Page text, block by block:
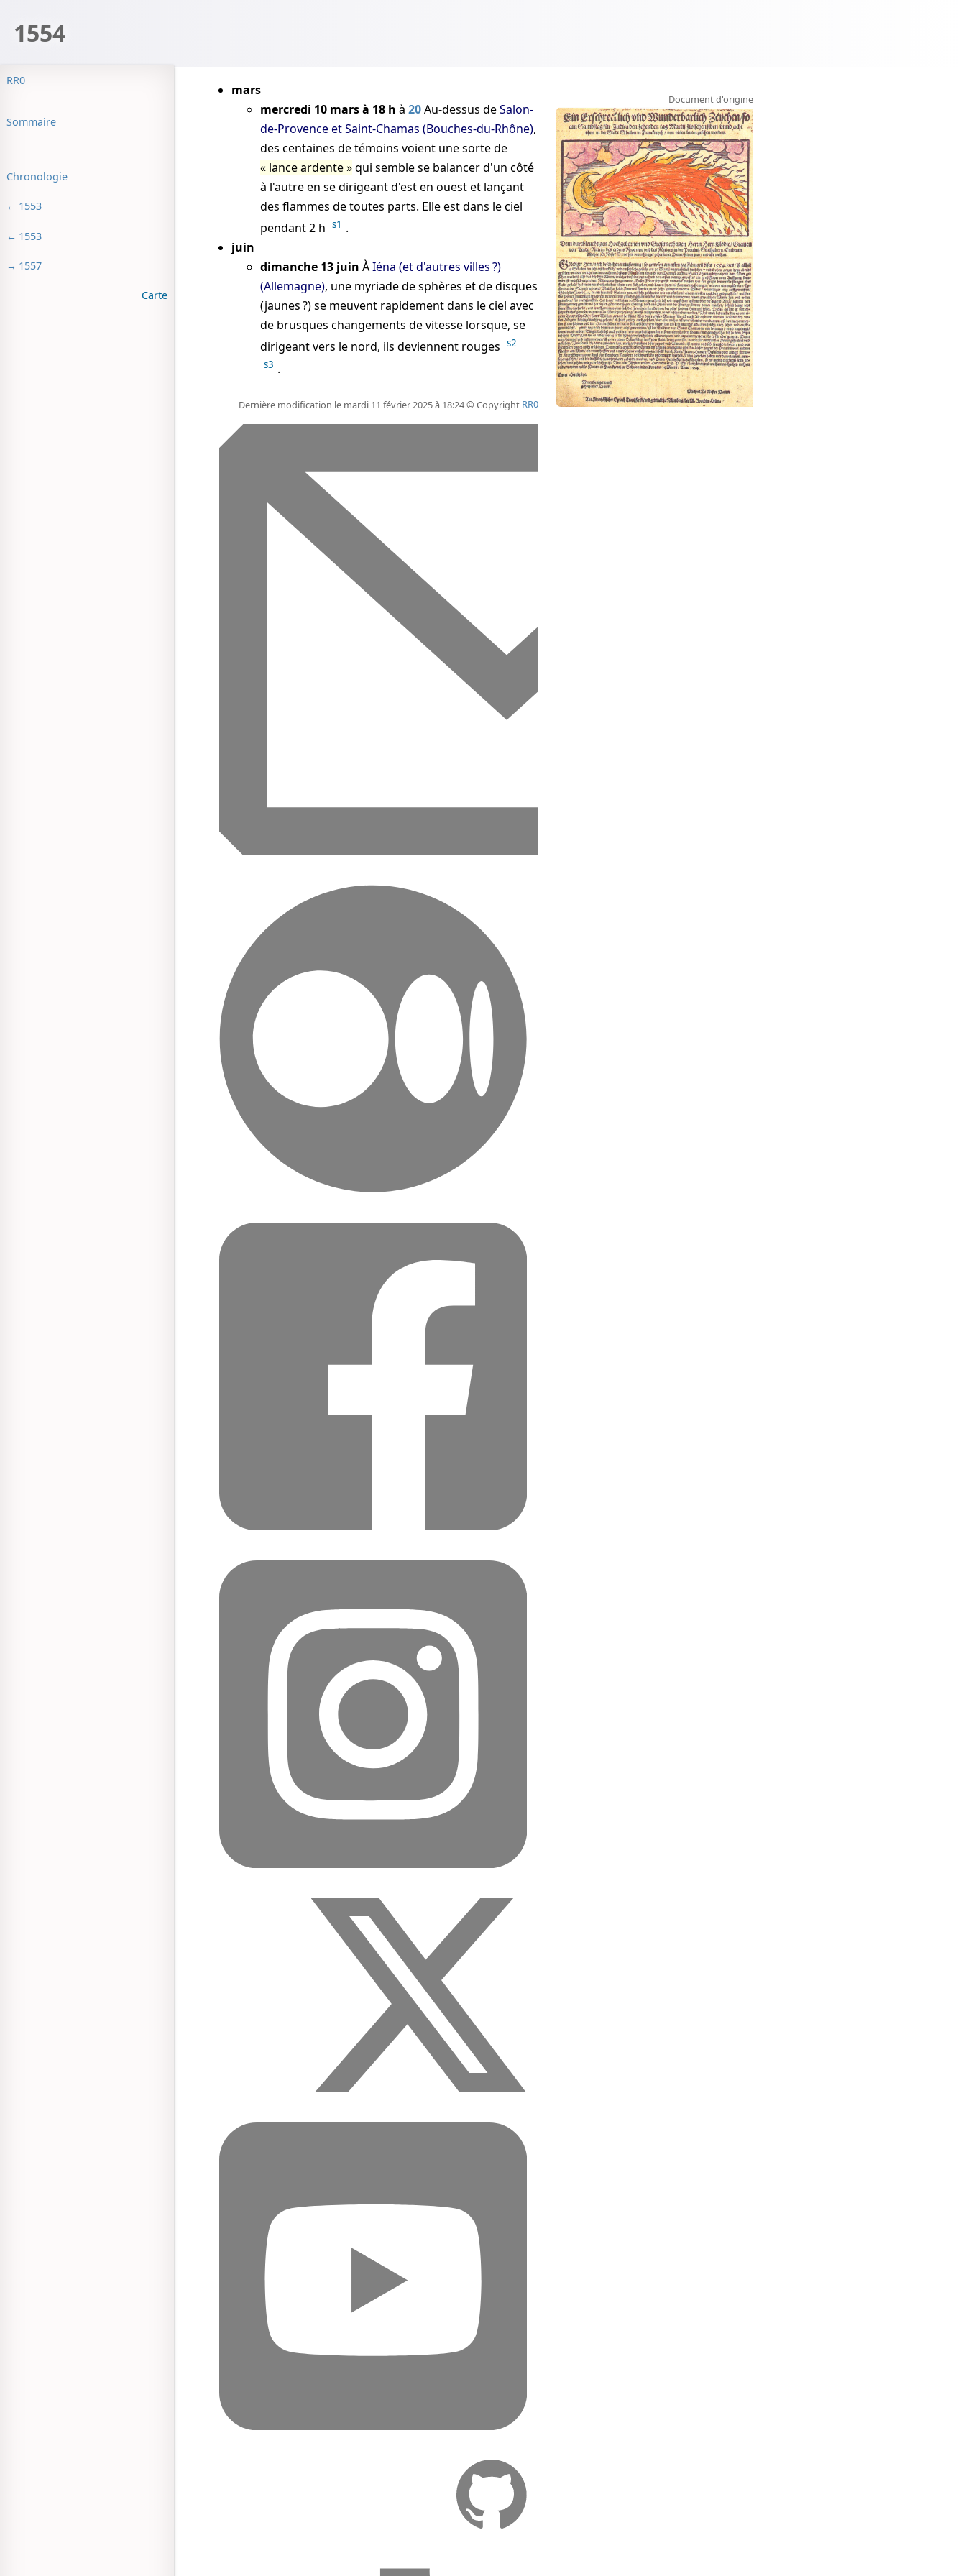
1554
RR0
Sommaire
Carte
Chronologie
1553
1553
1557
Document d'origine
mars
mercredi 10 mars à 18 h à20Au-dessus deSalon-
de-Provence et Saint-Chamas (Bouches-du-Rhône),
des centaines de témoins voient une sorte de
lance ardente
qui semble se balancer d'un côté
à l'autre en se dirigeant d'est en ouest et lançant
des flammes de toutes parts. Elle est dans le ciel
pendant 2 h s1 .
juin
dimanche 13 juin ÀIéna (et d'autres villes ?)
(Allemagne), une myriade de sphères et de disques
(jaunes ?) se meuvent rapidement dans le ciel avec
de brusques changements de vitesse lorsque, se
dirigeant vers le nord, ils deviennent rouges s2
s3 .
Dernière modification le mardi 11 février 2025 à 18:24 © Copyright RR0